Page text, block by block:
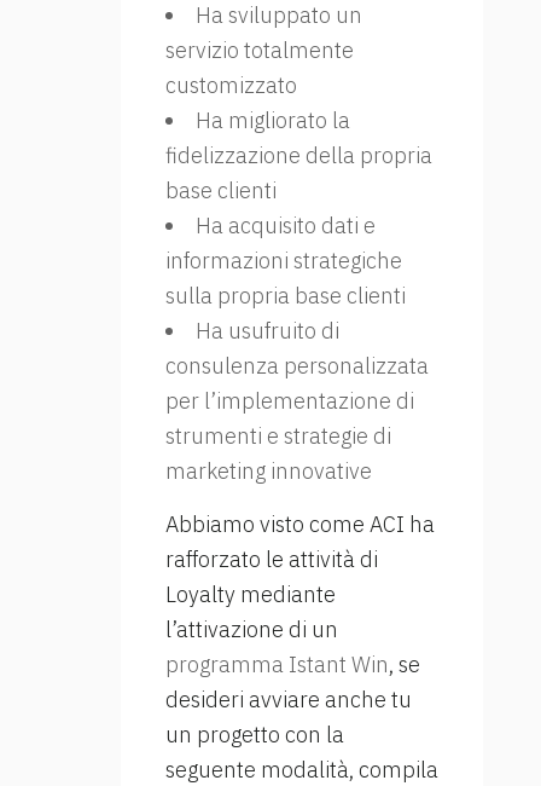
Ha sviluppato un
servizio totalmente
customizzato
Ha migliorato la
fidelizzazione della propria
base clienti
Ha acquisito dati e
informazioni strategiche
sulla propria base clienti
Ha usufruito di
consulenza personalizzata
per l’implementazione di
strumenti e strategie di
marketing innovative
Abbiamo visto come ACI ha
rafforzato le attività di
Loyalty mediante
l’attivazione di un
programma Istant Win, se
desideri avviare anche tu
un progetto con la
seguente modalità, compila